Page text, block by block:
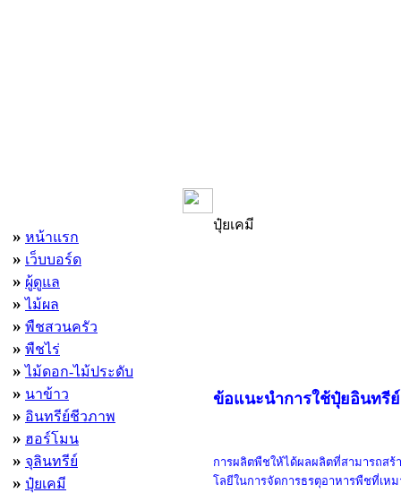
» หน้าแรก
» เว็บบอร์ด
» ผู้ดูแล
» ไม้ผล
» พืชสวนครัว
» พืชไร่
» ไม้ดอก-ไม้ประดับ
» นาข้าว
» อินทรีย์ชีวภาพ
» ฮอร์โมน
» จุลินทรีย์
» ปุ๋ยเคมี
ปุ๋ยเคมี
ข้อแนะนำการใช้ปุ๋ยอินทรี
การผลิตพืชให้ได้ผลผลิตที่สามารถสร้
โลยีในการจัดการธรตุอาหารพืชที่เ